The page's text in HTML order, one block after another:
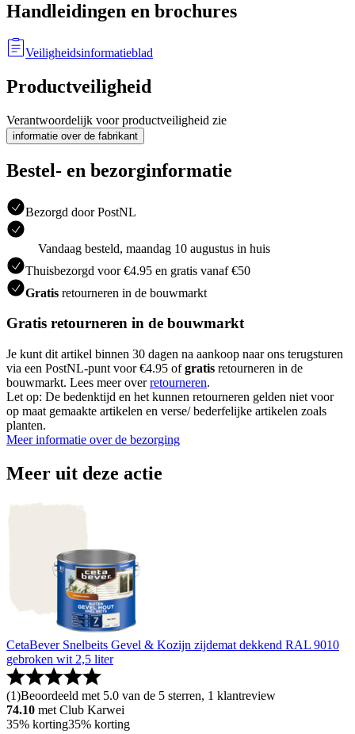
Handleidingen en brochures
Veiligheidsinformatieblad
Productveiligheid
Verantwoordelijk voor productveiligheid zie
informatie over de fabrikant
Bestel- en bezorginformatie
Bezorgd door PostNL
Vandaag besteld, maandag 10 augustus in huis
Thuisbezorgd voor €4.95 en gratis vanaf €50
Gratis retourneren in de bouwmarkt
Gratis retourneren in de bouwmarkt
Je kunt dit artikel binnen 30 dagen na aankoop naar ons terugsturen
via een PostNL-punt voor €4.95 ofgratis retourneren in de
bouwmarkt. Lees meer overretourneren.
Let op: De bedenktijd en het kunnen retourneren gelden niet voor
op maat gemaakte artikelen en verse/ bederfelijke artikelen zoals
planten.
Meer informatie over de bezorging
Meer uit deze actie
CetaBever Snelbeits Gevel & Kozijn zijdemat dekkend RAL 9010
gebroken wit 2,5 liter
(1)Beoordeeld met 5.0 van de 5 sterren, 1 klantreview
74.10 met Club Karwei
35% korting35% korting